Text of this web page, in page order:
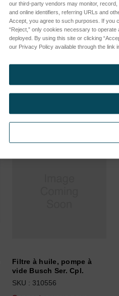
Septum, 14x14x2mm,
SKU : 220235
connaître les tarifs
Filtre à huile, pompe à
vide Busch Ser. Cpl.
SKU : 310556
our third-party vendors may monitor,
and online identifiers, referring URLs and
Accept, you agree to such purposes. If you
“Reject,” only cookies necessary to
deployed. By using this site or clicking
our Privacy Policy available through the link